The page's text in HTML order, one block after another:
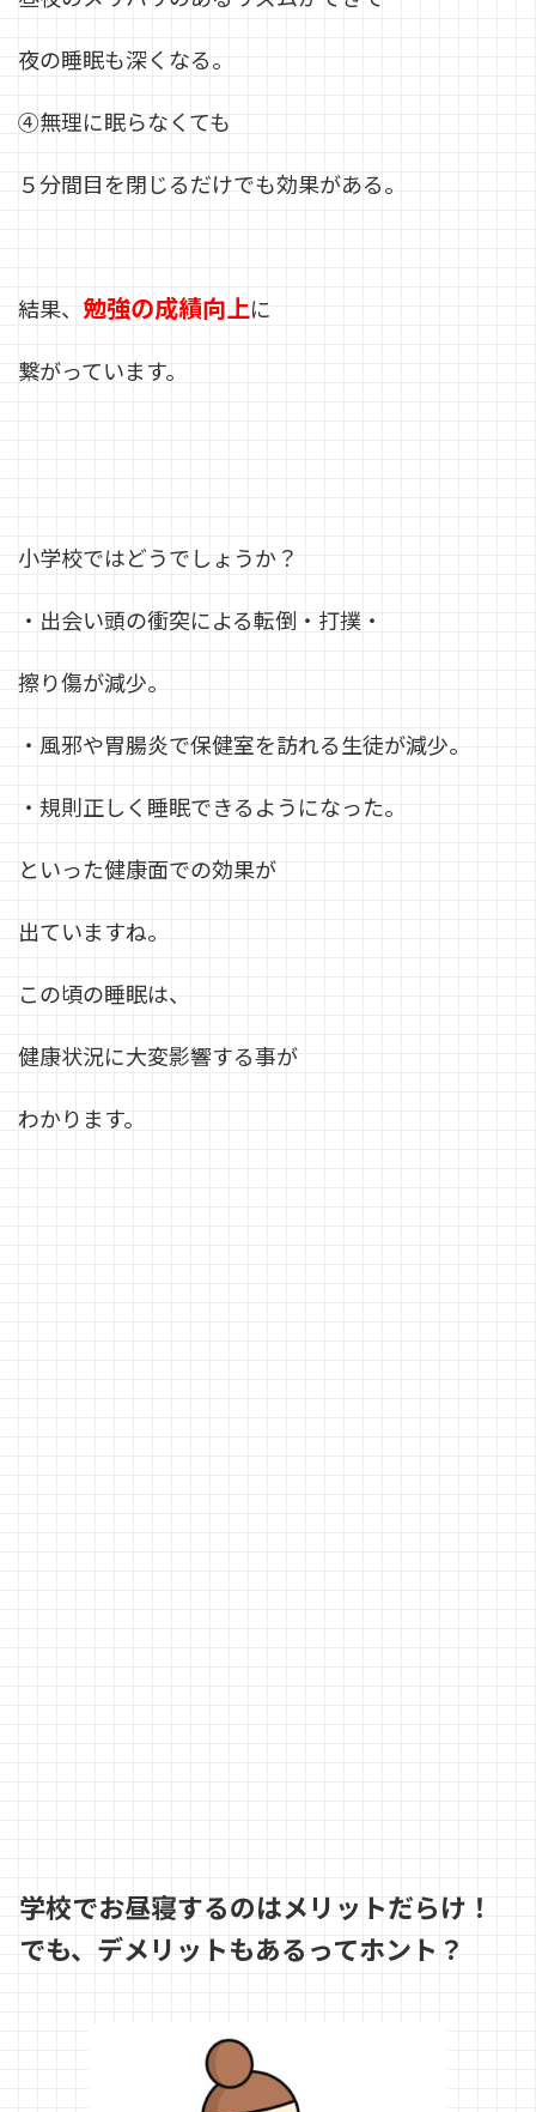
夜の睡眠も深くなる。
④無理に眠らなくても
５分間目を閉じるだけでも効果がある。
結果、 勉強の成績向上に
繋がっています。
小学校ではどうでしょうか？
・出会い頭の衝突による転倒・打撲・
擦り傷が減少。
・風邪や胃腸炎で保健室を訪れる生徒が減少。
・規則正しく睡眠できるようになった。
といった健康面での効果が
出ていますね。
この頃の睡眠は、
健康状況に大変影響する事が
わかります。
学校でお昼寝するのはメリットだらけ！
でも、デメリットもあるってホント？